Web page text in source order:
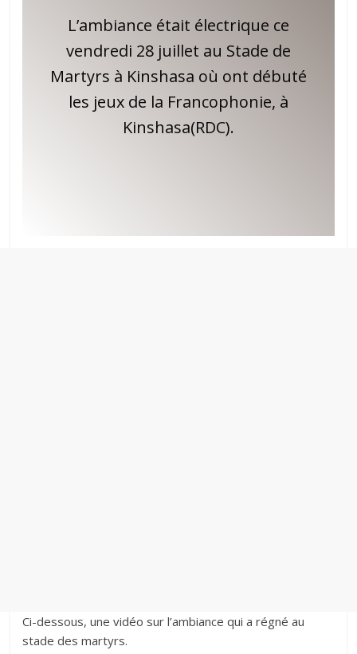
L’ambiance était électrique ce
vendredi 28 juillet au Stade de
Martyrs à Kinshasa où ont débuté
les jeux de la Francophonie, à
Kinshasa(RDC).
Ci-dessous, une vidéo sur l’ambiance qui a régné au
stade des martyrs.